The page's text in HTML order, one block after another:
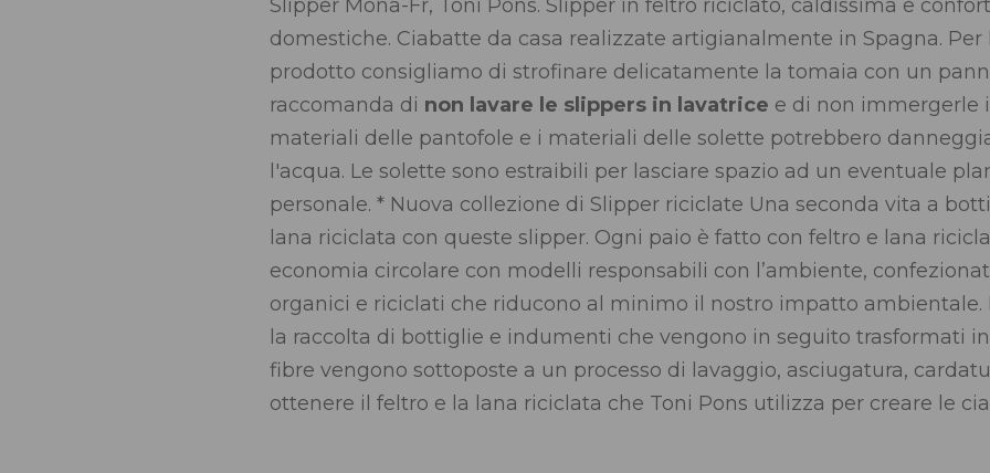
Slipper Mona-Fr, Toni Pons. Slipper in feltro riciclato, caldissima e
domestiche. Ciabatte da casa realizzate artigianalmente in Spagna.
prodotto consigliamo di strofinare delicatamente la tomaia con un
raccomanda di non lavare le slippers in lavatrice e di non immergerle
materiali delle pantofole e i materiali delle solette potrebbero
l'acqua. Le solette sono estraibili per lasciare spazio ad un eventuale
personale. * Nuova collezione di Slipper riciclate Una seconda vita a
lana riciclata con queste slipper. Ogni paio è fatto con feltro e lana
economia circolare con modelli responsabili con l’ambiente,
organici e riciclati che riducono al minimo il nostro impatto ambientale.
la raccolta di bottiglie e indumenti che vengono in seguito trasformati
fibre vengono sottoposte a un processo di lavaggio, asciugatura,
ottenere il feltro e la lana riciclata che Toni Pons utilizza per creare le